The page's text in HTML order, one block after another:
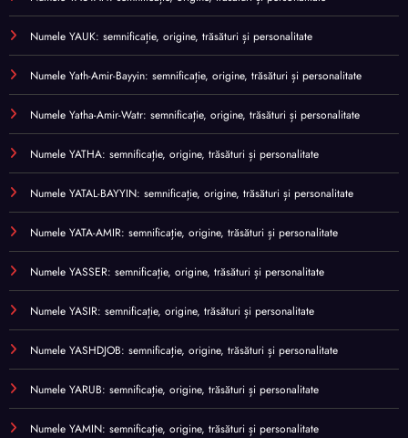
Numele YAUK: semnificație, origine, trăsături și personalitate
Numele Yath-Amir-Bayyin: semnificație, origine, trăsături și personalitate
Numele Yatha-Amir-Watr: semnificație, origine, trăsături și personalitate
Numele YATHA: semnificație, origine, trăsături și personalitate
Numele YATAL-BAYYIN: semnificație, origine, trăsături și personalitate
Numele YATA-AMIR: semnificație, origine, trăsături și personalitate
Numele YASSER: semnificație, origine, trăsături și personalitate
Numele YASIR: semnificație, origine, trăsături și personalitate
Numele YASHDJOB: semnificație, origine, trăsături și personalitate
Numele YARUB: semnificație, origine, trăsături și personalitate
Numele YAMIN: semnificație, origine, trăsături și personalitate